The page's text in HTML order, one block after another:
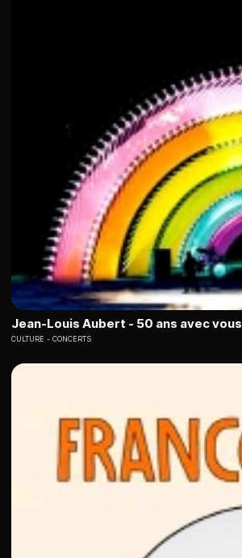
Jean-Louis Aubert - 50 ans avec vous
CULTURE CONCERTS